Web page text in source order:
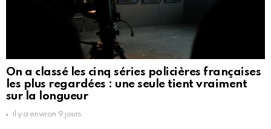
On a classé les cinq séries policières françaises
les plus regardées : une seule tient vraiment
sur la longueur
il y a environ 9 jours